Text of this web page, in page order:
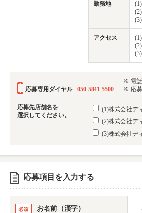
勤務地
アクセス
応募専用ダイヤル 050-5841-5500
※ 電
※ 応
応募先店舗名を
選択してください。
(1)株式会社デ
(2)株式会社デ
(3)株式会社デ
応募項目を入力する
お名前（漢字）